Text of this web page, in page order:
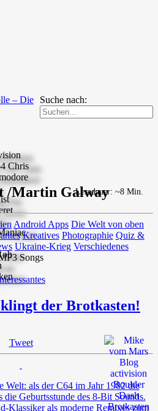
Suche nach:
– Die
/Martin Galway
Android Apps Die Welt von oben
Kreatives Photographie Quiz &
Ukraine-Krieg Verschiedenes
Songs
der Brotkasten!
Tweet
Lesedauer: ~8 Min.
Welt: als der C64 im Jahr 1982 die
Geburtsstunde des 8-Bit Sounds.
Klassiker als moderne Remixes zum